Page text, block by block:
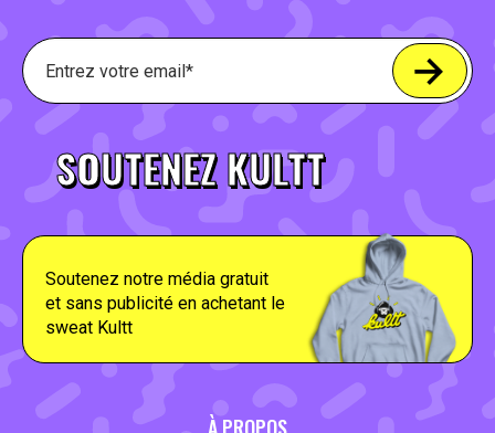
SOUTENEZ KULTT
Soutenez notre média gratuit
et sans publicité en achetant le
sweat Kultt